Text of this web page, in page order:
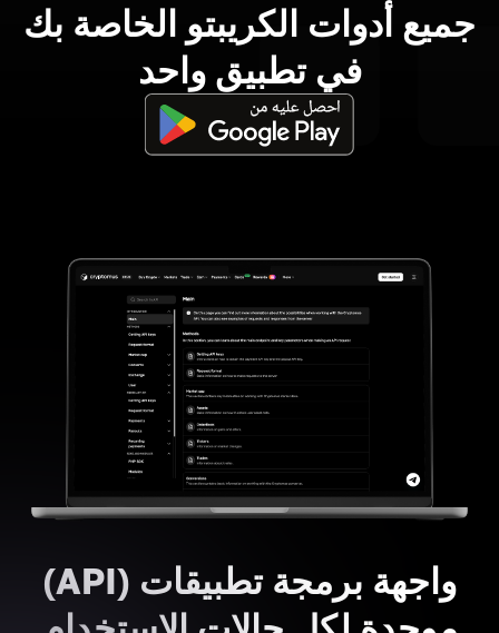
جميع أدوات الكريبتو الخاصة بك
في تطبيق واحد
واجهة برمجة تطبيقات (API)